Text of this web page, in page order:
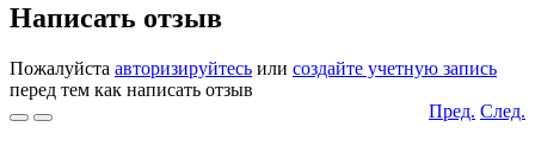
Написать отзыв
Пожалуйста авторизируйтесь или создайте учетную запись
перед тем как написать отзыв
Пред. След.